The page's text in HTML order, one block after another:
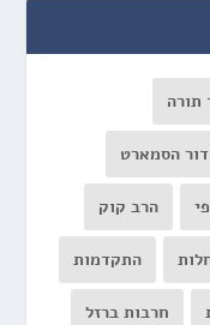
תורה
דור הסמארט
הרב קוק
התקדמות
חרבות ברזל